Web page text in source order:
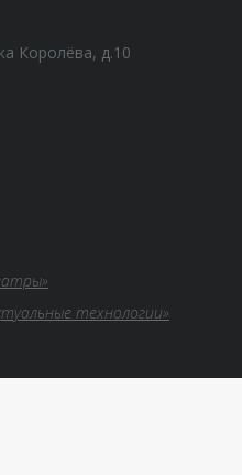
Королёва, д.10
технологии»